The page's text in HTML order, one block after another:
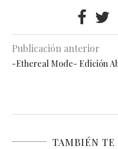
Publicación anterior
-Ethereal Mode- Edición
TAMBIÉN TE